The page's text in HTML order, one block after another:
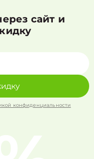
сайт и
конфиденциальности